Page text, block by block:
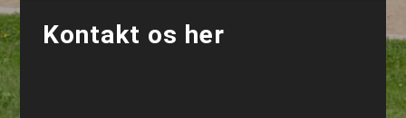
Kontakt os her